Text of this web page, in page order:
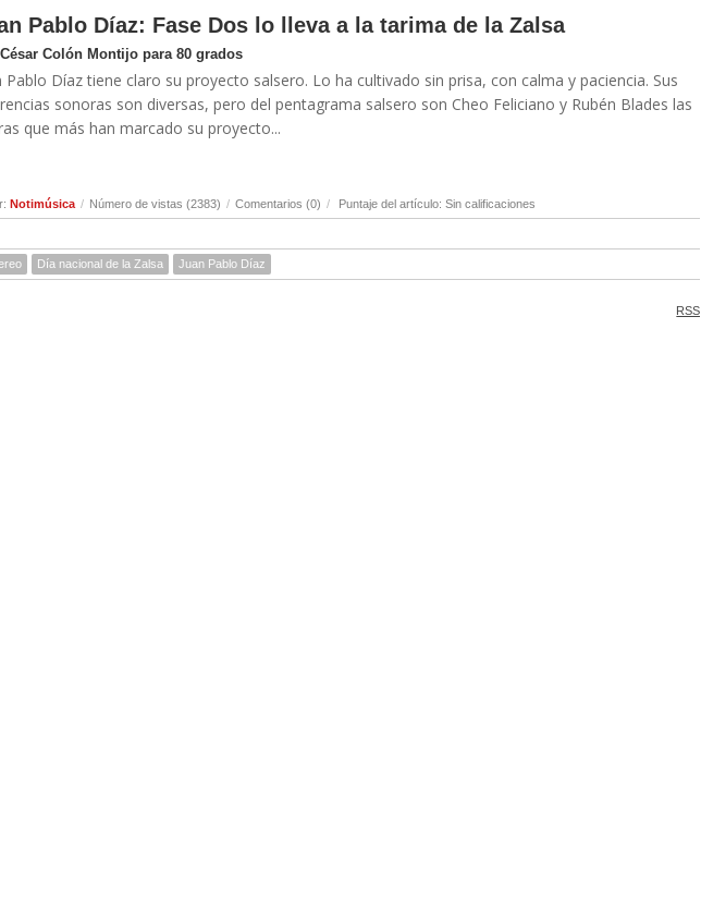
Pablo Díaz: Fase Dos lo lleva a la tarima de la Zalsa
Colón Montijo para 80 grados
Pablo Díaz tiene claro su proyecto salsero. Lo ha cultivado sin prisa, con calma y paciencia. Sus
sonoras son diversas, pero del pentagrama salsero son Cheo Feliciano y Rubén Blades las
que más han marcado su proyecto...
Notimúsica / Número de vistas (2383) / Comentarios (0) / Puntaje del artículo: Sin calificaciones
Día nacional de la Zalsa Juan Pablo Díaz
RSS